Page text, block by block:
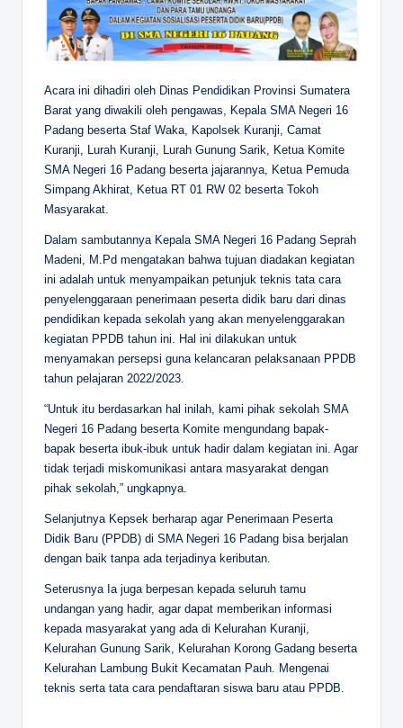
Acara ini dihadiri oleh Dinas Pendidikan Provinsi Sumatera
Barat yang diwakili oleh pengawas, Kepala SMA Negeri 16
Padang beserta Staf Waka, Kapolsek Kuranji, Camat
Kuranji, Lurah Kuranji, Lurah Gunung Sarik, Ketua Komite
SMA Negeri 16 Padang beserta jajarannya, Ketua Pemuda
Simpang Akhirat, Ketua RT 01 RW 02 beserta Tokoh
Masyarakat.
Dalam sambutannya Kepala SMA Negeri 16 Padang Seprah
Madeni, M.Pd mengatakan bahwa tujuan diadakan kegiatan
ini adalah untuk menyampaikan petunjuk teknis tata cara
penyelenggaraan penerimaan peserta didik baru dari dinas
pendidikan kepada sekolah yang akan menyelenggarakan
kegiatan PPDB tahun ini. Hal ini dilakukan untuk
menyamakan persepsi guna kelancaran pelaksanaan PPDB
tahun pelajaran 2022/2023.
“Untuk itu berdasarkan hal inilah, kami pihak sekolah SMA
Negeri 16 Padang beserta Komite mengundang bapak-
bapak beserta ibuk-ibuk untuk hadir dalam kegiatan ini. Agar
tidak terjadi miskomunikasi antara masyarakat dengan
pihak sekolah,” ungkapnya.
Selanjutnya Kepsek berharap agar Penerimaan Peserta
Didik Baru (PPDB) di SMA Negeri 16 Padang bisa berjalan
dengan baik tanpa ada terjadinya keributan.
Seterusnya Ia juga berpesan kepada seluruh tamu
undangan yang hadir, agar dapat memberikan informasi
kepada masyarakat yang ada di Kelurahan Kuranji,
Kelurahan Gunung Sarik, Kelurahan Korong Gadang beserta
Kelurahan Lambung Bukit Kecamatan Pauh. Mengenai
teknis serta tata cara pendaftaran siswa baru atau PPDB.